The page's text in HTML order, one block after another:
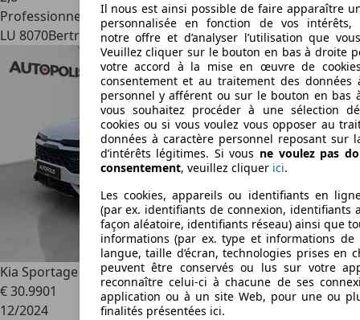
Professionnel
LU 8070Bertrange
Kia Sportage1.6 T-GDi 150 DCT7 GT Line
€ 30.9901
12/2024
Il nous est ainsi possible de faire apparaître
personnalisée en fonction de vos intérêts,
notre offre et d’analyser l’utilisation que
Veuillez cliquer sur le bouton en bas à droite
votre accord à la mise en œuvre de
consentement et au traitement des données
personnel y afférent ou sur le bouton en bas
vous souhaitez procéder à une sélection
cookies ou si vous voulez vous opposer au
données à caractère personnel reposant sur
d’intérêts légitimes. Si vous ne voulez pas
consentement, veuillez cliquer ici.
Les cookies, appareils ou identifiants en
(par ex. identifiants de connexion, identifiants
façon aléatoire, identifiants réseau) ainsi que
informations (par ex. type et informations de
langue, taille d’écran, technologies prises en
peuvent être conservés ou lus sur votre
reconnaître celui-ci à chacune de ses
application ou à un site Web, pour une ou
finalités présentées ici.